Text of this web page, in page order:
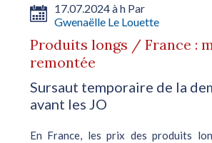
17.07.2024 à h Par
Gwenaëlle Le Louette
Produits longs / France :
remontée
Sursaut temporaire de la
avant les JO
En France, les prix des produits